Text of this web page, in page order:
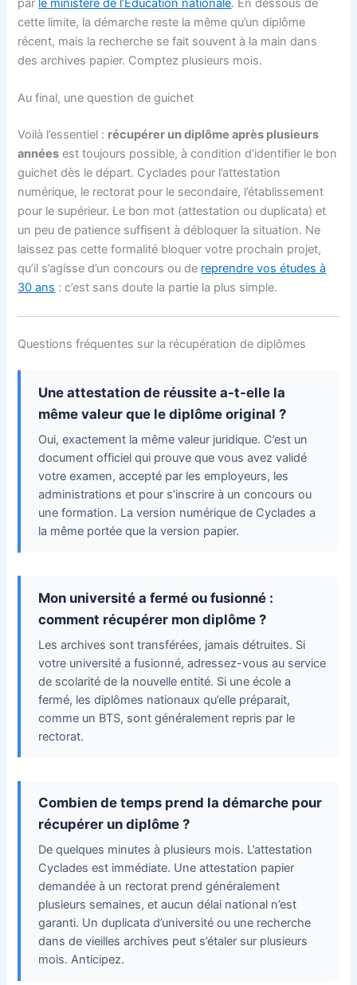
par le ministère de l’Éducation nationale. En dessous de
cette limite, la démarche reste la même qu’un diplôme
récent, mais la recherche se fait souvent à la main dans
des archives papier. Comptez plusieurs mois.
Au final, une question de guichet
Voilà l’essentiel : récupérer un diplôme après plusieurs
années est toujours possible, à condition d’identifier le bon
guichet dès le départ. Cyclades pour l’attestation
numérique, le rectorat pour le secondaire, l’établissement
pour le supérieur. Le bon mot (attestation ou duplicata) et
un peu de patience suffisent à débloquer la situation. Ne
laissez pas cette formalité bloquer votre prochain projet,
qu’il s’agisse d’un concours ou de reprendre vos études à
30 ans : c’est sans doute la partie la plus simple.
Questions fréquentes sur la récupération de diplômes
Une attestation de réussite a-t-elle la
même valeur que le diplôme original ?
Oui, exactement la même valeur juridique. C’est un
document officiel qui prouve que vous avez validé
votre examen, accepté par les employeurs, les
administrations et pour s’inscrire à un concours ou
une formation. La version numérique de Cyclades a
la même portée que la version papier.
Mon université a fermé ou fusionné :
comment récupérer mon diplôme ?
Les archives sont transférées, jamais détruites. Si
votre université a fusionné, adressez-vous au service
de scolarité de la nouvelle entité. Si une école a
fermé, les diplômes nationaux qu’elle préparait,
comme un BTS, sont généralement repris par le
rectorat.
Combien de temps prend la démarche pour
récupérer un diplôme ?
De quelques minutes à plusieurs mois. L’attestation
Cyclades est immédiate. Une attestation papier
demandée à un rectorat prend généralement
plusieurs semaines, et aucun délai national n’est
garanti. Un duplicata d’université ou une recherche
dans de vieilles archives peut s’étaler sur plusieurs
mois. Anticipez.